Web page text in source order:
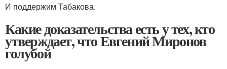
И поддержим Табакова.
Какие доказательства есть у тех, кто
утверждает, что Евгений Миронов
голубой